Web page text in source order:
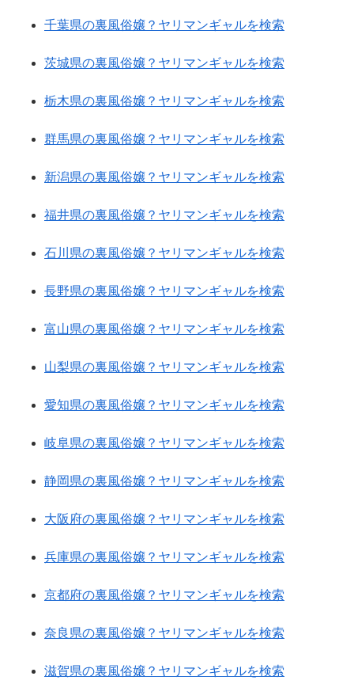
千葉県の裏風俗嬢？ヤリマンギャルを検索
茨城県の裏風俗嬢？ヤリマンギャルを検索
栃木県の裏風俗嬢？ヤリマンギャルを検索
群馬県の裏風俗嬢？ヤリマンギャルを検索
新潟県の裏風俗嬢？ヤリマンギャルを検索
福井県の裏風俗嬢？ヤリマンギャルを検索
石川県の裏風俗嬢？ヤリマンギャルを検索
長野県の裏風俗嬢？ヤリマンギャルを検索
富山県の裏風俗嬢？ヤリマンギャルを検索
山梨県の裏風俗嬢？ヤリマンギャルを検索
愛知県の裏風俗嬢？ヤリマンギャルを検索
岐阜県の裏風俗嬢？ヤリマンギャルを検索
静岡県の裏風俗嬢？ヤリマンギャルを検索
大阪府の裏風俗嬢？ヤリマンギャルを検索
兵庫県の裏風俗嬢？ヤリマンギャルを検索
京都府の裏風俗嬢？ヤリマンギャルを検索
奈良県の裏風俗嬢？ヤリマンギャルを検索
滋賀県の裏風俗嬢？ヤリマンギャルを検索